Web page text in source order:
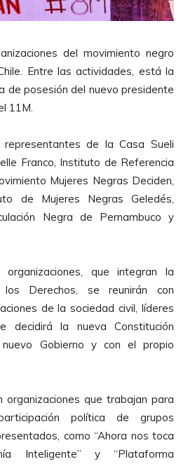
del movimiento negro
Entre las actividades, está la
de posesión del nuevo presidente
11M.
representantes de la Casa Sueli
Franco, Instituto de Referencia
Mujeres Negras Deciden,
de Mujeres Negras Geledés,
Negra de Pernambuco y
que integran la
Derechos, se reunirán con
de la sociedad civil, líderes
decidirá la nueva Constitución
Gobierno y con el propio
organizaciones que trabajan para
política de grupos
como “Ahora nos toca
Inteligente” y “Plataforma